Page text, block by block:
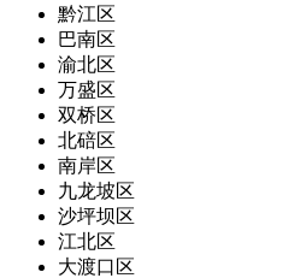
黔江区
巴南区
渝北区
万盛区
双桥区
北碚区
南岸区
九龙坡区
沙坪坝区
江北区
大渡口区